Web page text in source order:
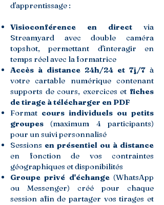
d'apprentissage :
Visioconférence en direct via
Streamyard avec double caméra
topshot, permettant d'interagir en
temps réel avec la formatrice
Accès à distance 24h/24 et 7j/7 à
votre cartable numérique contenant
supports de cours, exercices et fiches
de tirage à télécharger en PDF
Format cours individuels ou petits
groupes (maximum 4 participants)
pour un suivi personnalisé
Sessions en présentiel ou à distance
en fonction de vos contraintes
géographiques et disponibilités
Groupe privé d'échange(WhatsApp
ou Messenger) créé pour chaque
session afin de partager vos tirages et